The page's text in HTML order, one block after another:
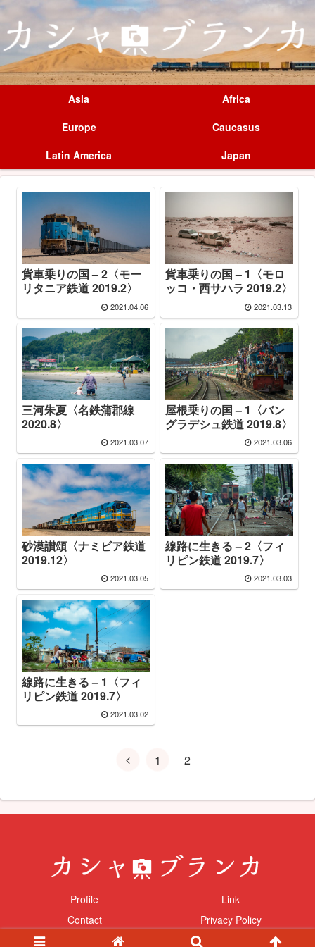
Asia
Africa
Europe
Caucasus
Latin America
Japan
貨車乗りの国 – 2〈モー
リタニア鉄道 2019.2〉
2021.04.06
貨車乗りの国 – 1〈モロ
ッコ・西サハラ 2019.2〉
2021.03.13
三河朱夏〈名鉄蒲郡線
2020.8〉
2021.03.07
屋根乗りの国 – 1〈バン
グラデシュ鉄道 2019.8〉
2021.03.06
砂漠讃頌〈ナミビア鉄道
2019.12〉
2021.03.05
線路に生きる – 2〈フィ
リピン鉄道 2019.7〉
2021.03.03
線路に生きる – 1〈フィ
リピン鉄道 2019.7〉
2021.03.02
1 2
Profile
Link
Contact
Privacy Policy
© 2021 カシャブランカ.